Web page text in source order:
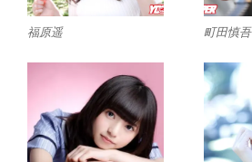
福原遥 町田慎吾